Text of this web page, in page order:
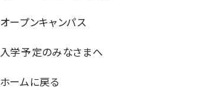
オープンキャンパス
入学予定のみなさまへ
ホームに戻る